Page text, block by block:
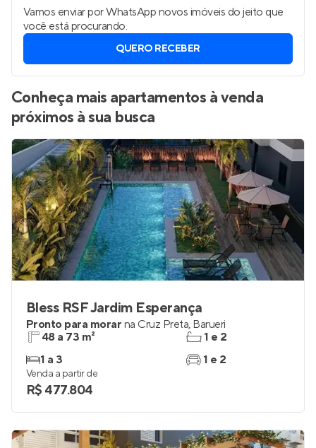
Vamos enviar por WhatsApp novos imóveis do jeito que
você está procurando.
QUERO RECEBER
Conheça mais apartamentos à venda
próximos à sua busca
Bless RSF Jardim Esperança
Pronto para morar na Cruz Preta, Barueri
48 a 73 m²
1 a 3
1 e 2
1 e 2
Venda a partir de
R$ 477.804